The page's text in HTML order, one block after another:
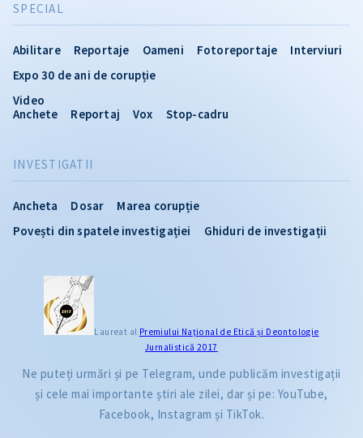
INVESTIGATII
Ancheta Dosar
Marea corupție
Povești din spatele investigației
Ghiduri de investigații
SPECIAL
Abilitare Reportaje Oameni Fotoreportaje
Interviuri
Expo 30 de ani de corupție
Video
Anchete
Reportaj Vox Stop-cadru
Laureat al Premiului Naţional de Etică și Deontologie
Jurnalistică 2017
Ne puteți urmări și pe Telegram, unde publicăm investigații
și cele mai importante știri ale zilei, dar și pe: YouTube,
Facebook, Instagram și TikTok.